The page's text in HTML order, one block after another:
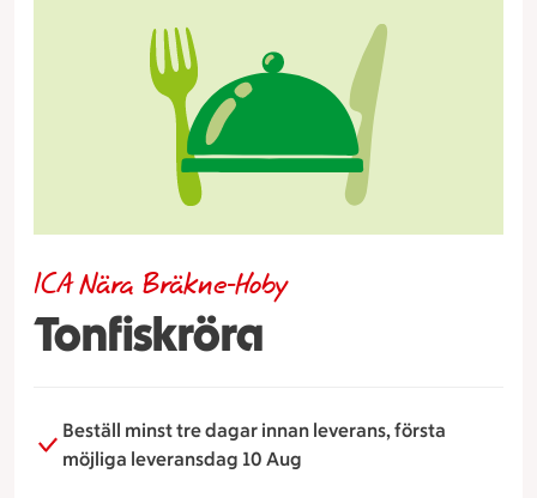
Tonfiskröra
ICA Nära Bräkne-Hoby
Beställ minst tre dagar innan leverans, första
möjliga leveransdag 10 Aug